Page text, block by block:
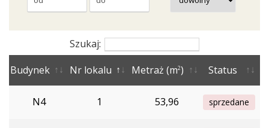
Szukaj:
Budynek Nr lokalu Metraż (m2) Status
N4 1 53,96 sprzedane